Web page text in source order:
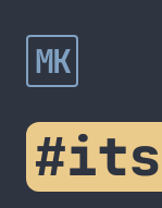
MK